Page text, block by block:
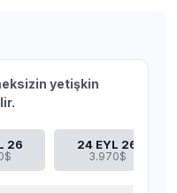
yetişkin
26 24 EYL 26
3.970$